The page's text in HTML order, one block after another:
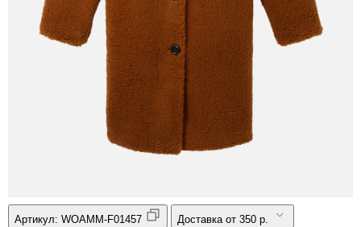
Артикул: WOAMM-F01457 Доставка от 350 р.